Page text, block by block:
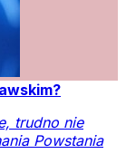
trudno nie
Powstania